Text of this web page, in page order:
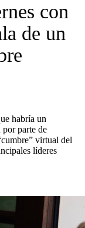
con
de un
habría un
parte de
virtual del
líderes